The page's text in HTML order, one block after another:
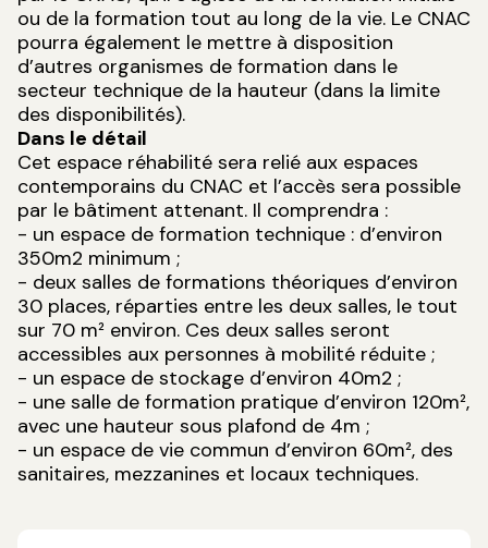
ou de la formation tout au long de la vie. Le CNAC
pourra également le mettre à disposition
d’autres organismes de formation dans le
secteur technique de la hauteur (dans la limite
des disponibilités).
Dans le détail
Cet espace réhabilité sera relié aux espaces
contemporains du CNAC et l’accès sera possible
par le bâtiment attenant. Il comprendra :
- un espace de formation technique : d’environ
350m2 minimum ;
- deux salles de formations théoriques d’environ
30 places, réparties entre les deux salles, le tout
sur 70 m² environ. Ces deux salles seront
accessibles aux personnes à mobilité réduite ;
- un espace de stockage d’environ 40m2 ;
- une salle de formation pratique d’environ 120m²,
avec une hauteur sous plafond de 4m ;
- un espace de vie commun d’environ 60m², des
sanitaires, mezzanines et locaux techniques.